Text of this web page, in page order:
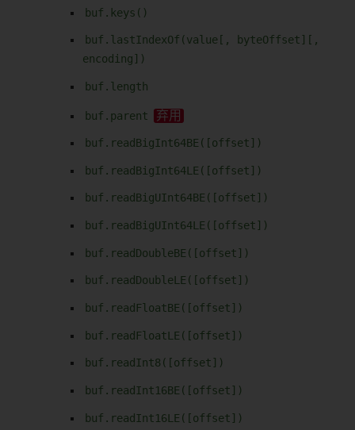
buf.keys()
buf.lastIndexOf(value[, byteOffset][,
encoding])
buf.length
buf.parent
buf.readBigInt64BE([offset])
buf.readBigInt64LE([offset])
buf.readBigUInt64BE([offset])
buf.readBigUInt64LE([offset])
buf.readDoubleBE([offset])
buf.readDoubleLE([offset])
buf.readFloatBE([offset])
buf.readFloatLE([offset])
buf.readInt8([offset])
buf.readInt16BE([offset])
buf.readInt16LE([offset])